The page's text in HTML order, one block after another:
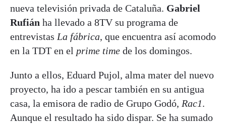
nueva televisión privada de Cataluña. Gabriel
Rufián ha llevado a 8TV su programa de
entrevistas La fábrica, que encuentra así acomodo
en la TDT en el prime time de los domingos.
Junto a ellos, Eduard Pujol, alma mater del nuevo
proyecto, ha ido a pescar también en su antigua
casa, la emisora de radio de Grupo Godó, Rac1.
Aunque el resultado ha sido dispar. Se ha sumado